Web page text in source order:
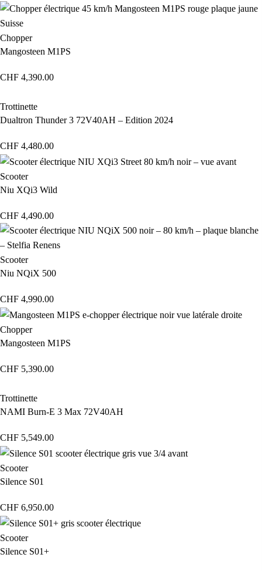
Chopper
Mangosteen M1PS
CHF 4,390.00
Trottinette
Dualtron Thunder 3 72V40AH – Edition 2024
CHF 4,480.00
Scooter
Niu XQi3 Wild
CHF 4,490.00
Scooter
Niu NQiX 500
CHF 4,990.00
Chopper
Mangosteen M1PS
CHF 5,390.00
Trottinette
NAMI Burn-E 3 Max 72V40AH
CHF 5,549.00
Scooter
Silence S01
CHF 6,950.00
Scooter
Silence S01+